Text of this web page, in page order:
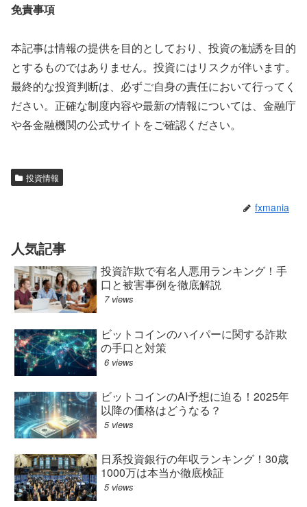
免責事項
本記事は情報の提供を目的としており、投資の勧誘を目的
とするものではありません。投資にはリスクが伴います。
最終的な投資判断は、必ずご自身の責任において行ってく
ださい。正確な制度内容や最新の情報については、金融庁
や各金融機関の公式サイトをご確認ください。
投資情報
fxmania
人気記事
投資詐欺で有名人悪用ランキング！手
口と被害事例を徹底解説
7 views
ビットコインのハイパーに関する詐欺
の手口と対策
6 views
ビットコインのAI予想に迫る！2025年
以降の価格はどうなる？
5 views
日系投資銀行の年収ランキング！30歳
1000万は本当か徹底検証
5 views